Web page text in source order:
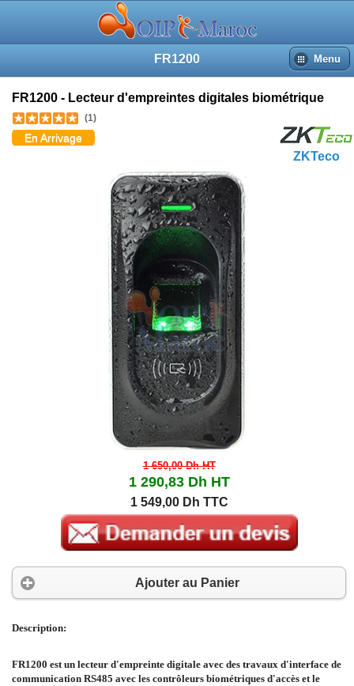
FR1200 Menu
ZKTeco
FR1200 - Lecteur d'empreintes digitales biométrique
(1)
En Arrivage
1 650,00 DhHT
1 290,83 Dh HT
1 549,00 Dh TTC
Ajouter au Panier
Description:
FR1200 est un lecteur d'empreinte digitale avec des travaux d'interface de
communication RS485 avec les contrôleurs biométriques d'accès et le